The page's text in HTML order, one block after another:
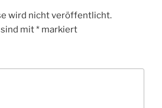
wird nicht veröffentlicht.
mit* markiert